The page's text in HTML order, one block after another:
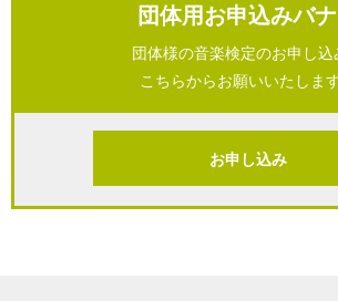
団体用お申込みバ
団体様の音楽検定のお申し込
こちらからお願いいたします
お申し込み